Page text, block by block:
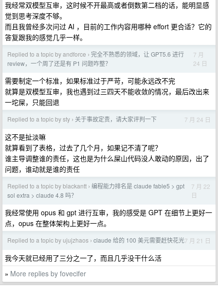
我经常双模型互审，这时候不开最高或者倒数第二档的话，能明显感
觉到思考深度不够。
而且我曾经多次问过 AI ，目前的工作内容用哪种 effort 更合适？它的
答复跟我的感觉几乎一样。
Replied to a topic by andforce › 完全不熟悉的领域，让 GPT5.6 进行
review，一个周了还是有 P1 问题咋整？
7 月
24 日
需要制定一个标准，如果标准过于严苛，可能永远改不完
就算是双模型互审，我也遇到过三四天不能收敛的情况，最后改出来
一坨屎，只能回退
Replied to a topic by sty › 关于事故定责，请大家评判一下 7 月 24 日
这不是扯淡嘛
就算看到了表格，过去了几个月，如果记不清了呢？
谁主导调整谁的责任，这也是为什么屎山代码没人敢动的原因，出了
问题，谁动就是谁的责任
Replied to a topic by blackantt › 编程能力排名是 claude fable5 > gpt
sol extra > claude 4.8 吗？
7 月 22
日
我经常使用 opus 和 gpt 进行互审，我的感受是 GPT 在细节上更好一
点，opus 在整体架构上更好一点。
Replied to a topic by ujujzhaos › claude 给的 100 美元需要赶快花光7 月 21 日
我今天就已经用了三分之一了，而且几乎没干什么活
» More replies by fovecifer